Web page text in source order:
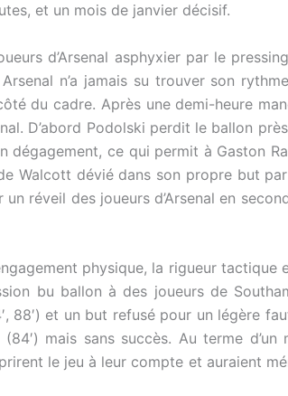
et un mois de janvier décisif.
d’Arsenal asphyxier par le
n’a jamais su trouver son
du cadre. Après une demi-heure
D’abord Podolski perdit le ballon
dégagement, ce qui permit à Gaston
Walcott dévié dans son propre but par
réveil des joueurs d’Arsenal en
physique, la rigueur tactique
bu ballon à des joueurs de
88′) et un but refusé pour un légère
mais sans succès. Au terme d’un
le jeu à leur compte et auraient